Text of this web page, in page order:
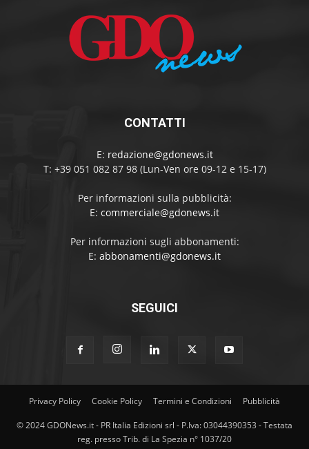
CONTATTI
E: redazione@gdonews.it
T: +39 051 082 87 98 (Lun-Ven ore 09-12 e 15-17)
Per informazioni sulla pubblicità:
E: commerciale@gdonews.it
Per informazioni sugli abbonamenti:
E: abbonamenti@gdonews.it
SEGUICI
Privacy Policy Cookie Policy Termini e Condizioni Pubblicità
© 2024 GDONews.it - PR Italia Edizioni srl - P.Iva: 03044390353 - Testata
reg. presso Trib. di La Spezia n° 1037/20